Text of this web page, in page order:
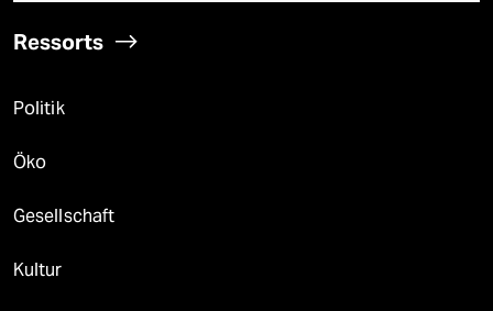
Ressorts
Politik
Öko
Gesellschaft
Kultur